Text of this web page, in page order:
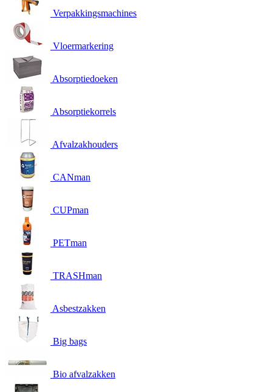
Verpakkingsmachines
Vloermarkering
Absorptiedoeken
Absorptiekorrels
Afvalzakhouders
CANman
CUPman
PETman
TRASHman
Asbestzakken
Big bags
Bio afvalzakken